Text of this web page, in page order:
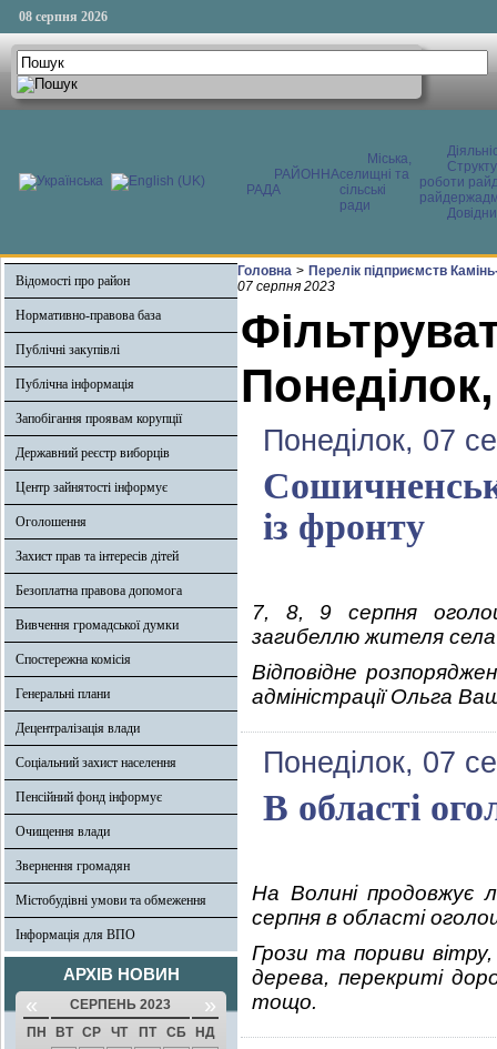
08 серпня 2026
РАЙОННА
РАДА
Міська,
селищні та
сільські
ради
роботи
Відомості про район
Нормативно-правова база
Публічні закупівлі
Публічна інформація
Запобігання проявам корупції
Державний реєстр виборців
Центр зайнятості інформує
Оголошення
Захист прав та інтересів дітей
Безоплатна правова допомога
Вивчення громадської думки
Спостережна комісія
Генеральні плани
Децентралізація влади
Соціальний захист населення
Пенсійний фонд інформує
Очищення влади
Звернення громадян
Містобудівні умови та обмеження
Інформація для ВПО
АРХІВ НОВИН
« СЕРПЕНЬ 2023 »
ПН ВТ СР ЧТ ПТ СБ
НД
Головна > Перелік підприємств
07 серпня 2023
Понеділок, 07
із фронту
7, 8, 9 серпня
загибеллю жителя
Відповідне
адміністрації Ольга
Понеділок, 07
В області
На Волині продовжує
серпня в області
Грози та пориви
дерева, перекриті
тощо.